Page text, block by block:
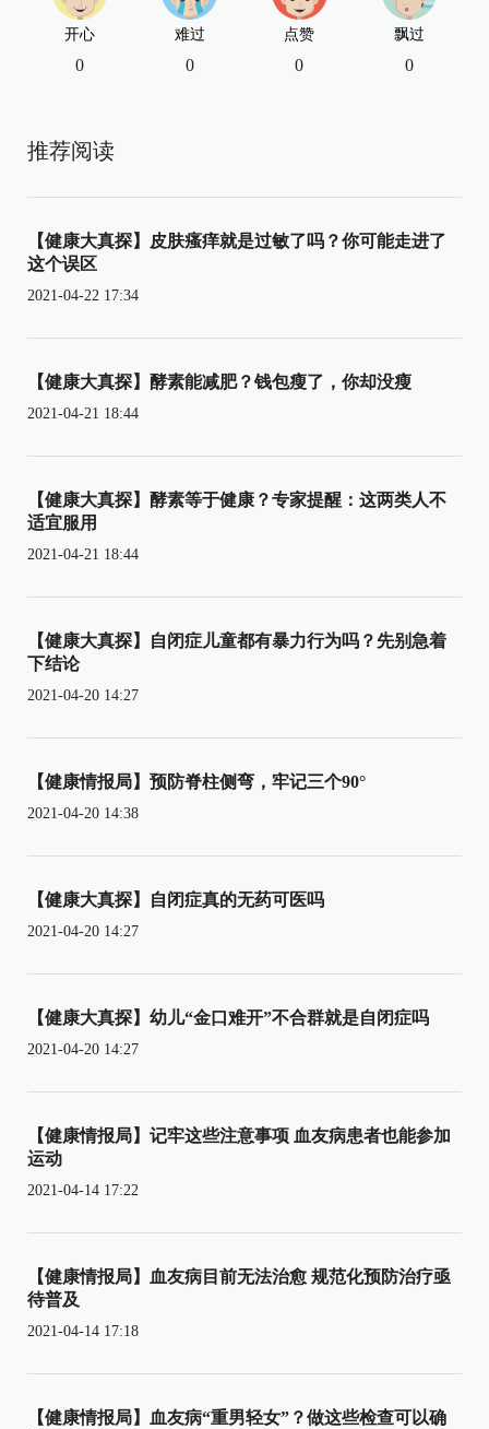
开心
0
难过
0
点赞
0
飘过
0
推荐阅读
【健康大真探】皮肤瘙痒就是过敏了吗？你可能走进了
这个误区
2021-04-22 17:34
【健康大真探】酵素能减肥？钱包瘦了，你却没瘦
2021-04-21 18:44
【健康大真探】酵素等于健康？专家提醒：这两类人不
适宜服用
2021-04-21 18:44
【健康大真探】自闭症儿童都有暴力行为吗？先别急着
下结论
2021-04-20 14:27
【健康情报局】预防脊柱侧弯，牢记三个90°
2021-04-20 14:38
【健康大真探】自闭症真的无药可医吗
2021-04-20 14:27
【健康大真探】幼儿“金口难开”不合群就是自闭症吗
2021-04-20 14:27
【健康情报局】记牢这些注意事项 血友病患者也能参加
运动
2021-04-14 17:22
【健康情报局】血友病目前无法治愈 规范化预防治疗亟
待普及
2021-04-14 17:18
【健康情报局】血友病“重男轻女”？做这些检查可以确